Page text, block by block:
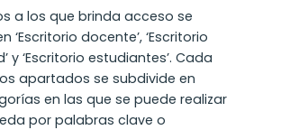
a los que brinda acceso se
‘Escritorio docente’, ‘Escritorio
y ‘Escritorio estudiantes’. Cada
apartados se subdivide en
en las que se puede realizar
por palabras clave o